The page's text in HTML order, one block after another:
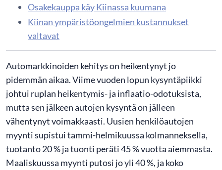
​Osakekauppa käy Kiinassa kuumana
Kiinan ympäristöongelmien kustannukset
valtavat
Automarkkinoiden kehitys on heikentynyt jo
pidemmän aikaa. Viime vuoden lopun kysyntäpiikki
johtui ruplan heikentymis- ja inflaatio-odotuksista,
mutta sen jälkeen autojen kysyntä on jälleen
vähentynyt voimakkaasti. Uusien henkilöautojen
myynti supistui tammi-helmikuussa kolmanneksella,
tuotanto 20 % ja tuonti peräti 45 % vuotta aiemmasta.
Maaliskuussa myynti putosi jo yli 40 %, ja koko